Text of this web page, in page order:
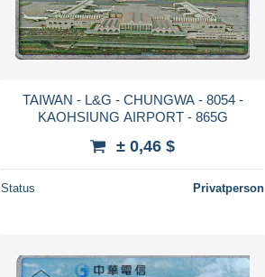
TAIWAN - L&G - CHUNGWA - 8054 -
KAOHSIUNG AIRPORT - 865G
± 0,46 $
Status Privatperson